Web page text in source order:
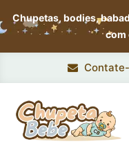
Chupetas, bodies,
com